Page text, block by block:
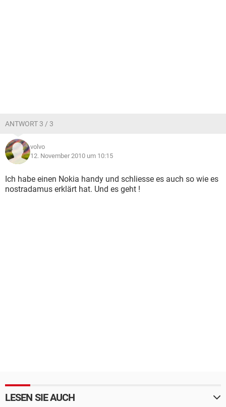
ANTWORT 3 / 3
volvo
12. November 2010 um 10:15
Ich habe einen Nokia handy und schliesse es auch so wie es
nostradamus erklärt hat. Und es geht !
LESEN SIE AUCH